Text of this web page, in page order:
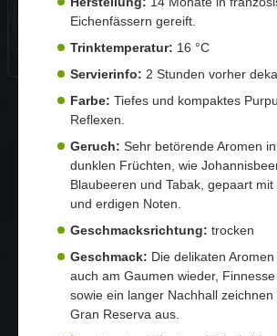
Eichenfässern gereift.
Trinktemperatur: 16 °C
Servierinfo: 2 Stunden vorher
Farbe: Tiefes und kompaktes
Reflexen.
Geruch: Sehr betörende Aromen
dunklen Früchten, wie
Blaubeeren und Tabak, gepaart
und erdigen Noten.
Geschmacksrichtung: trocken
Geschmack: Die delikaten
auch am Gaumen wieder,
sowie ein langer Nachhall
Gran Reserva aus.